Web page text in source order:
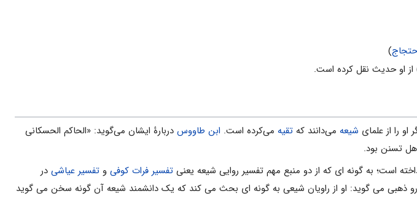
)
او حدیث نقل کرده است.
را از علماى شیعه مى‌دانند که تقیه مى‌کرده است. ابن طاووس دربارۀ ایشان مى‌گوید: «الحاکم الحسکانی
تسنن بود.
است؛ به گونه اى که از دو منبع مهم تفسیر روایى شیعه یعنى تفسیر فرات کوفى و تفسیر عیاشى در
ذهبى مى گوید: او از راویان شیعى به گونه اى بحث مى کند که یک دانشمند شیعه آن گونه سخن مى گوید